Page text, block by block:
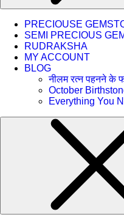
PRECIOUSE
SEMI PRECIOUS
RUDRAKSHA
MY ACCOUNT
BLOG
नीलम रत्न पहनने के
October
Everything You